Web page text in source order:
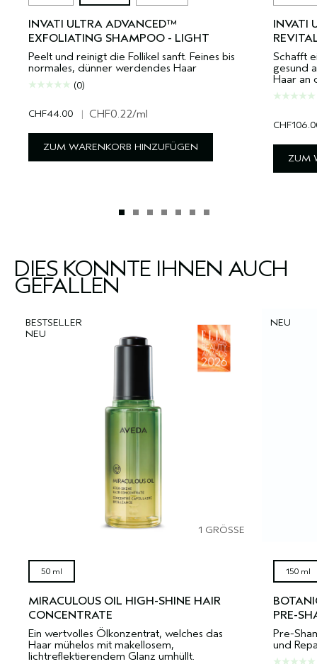
INVATI ULTRA ADVANCED™
EXFOLIATING SHAMPOO - LIGHT
Peelt und reinigt die Follikel sanft. Feines bis
normales, dünner werdendes Haar
(0)
CHF44.00 | CHF0.22/ml
ZUM WARENKORB HINZUFÜGEN
INVATI
Schafft
gesund
Haar an
ZUM
DIES KÖNNTE IHNEN AUCH
GEFALLEN
BESTSELLER
NEU
1 GRÖSSE
50 ml
MIRACULOUS OIL HIGH-SHINE HAIR
CONCENTRATE
Ein wertvolles Ölkonzentrat, welches das
Haar mühelos mit makellosem,
lichtreflektierendem Glanz umhüllt.
NEU
150 ml
PRE-
Pre-
und